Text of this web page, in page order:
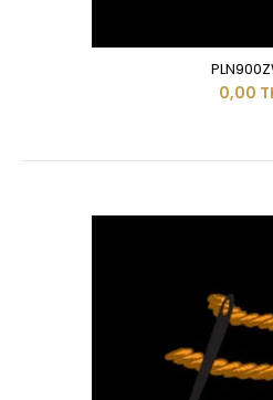
0,00